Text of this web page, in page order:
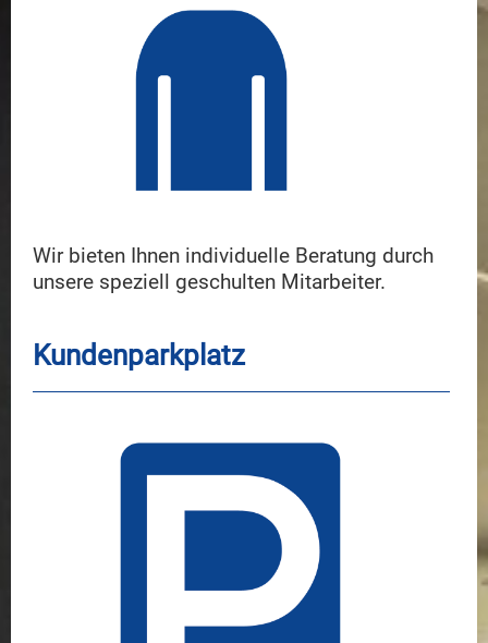
Wir bieten Ihnen individuelle Beratung durch
unsere speziell geschulten Mitarbeiter.
Kundenparkplatz